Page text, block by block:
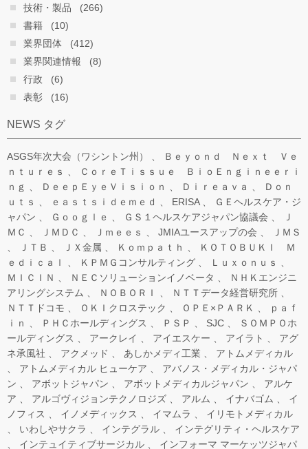
技術・製品
(266)
書籍
(10)
業界団体
(412)
業界関連情報
(8)
行政
(6)
表彰
(16)
NEWS タグ
ASGS年次大会（ワシントン州）
Ｂｅｙｏｎｄ Ｎｅｘｔ Ｖｅ
ｎｔｕｒｅｓ
ＣｏｒｅＴｉｓｓｕｅ ＢｉｏＥｎｇｉｎｅｅｒｉ
ｎｇ
ＤｅｅｐＥｙｅＶｉｓｉｏｎ Ｄｉｒｅａｖａ
Ｄｏｎ
ｕｔｓ
ｅａｓｔｓｉｄｅｍｅｄ ERISA
ＧＥヘルスケア・ジ
ャパン
Ｇｏｏｇｌｅ ＧＳ１ヘルスケアジャパン協議会
Ｊ
ＭＣ
ＪＭＤＣ Ｊｍｅｅｓ JMIAユースアップの会
ＪＭＳ
ＪＴＢ
ＪＸ金属 Ｋｏｍｐａｔｈ
ＫＯＴＯＢＵＫＩ Ｍ
ｅｄｉｃａｌ
ＫＰＭＧコンサルティング
Ｌｕｘｏｎｕｓ
ＭＩＣＩＮ
ＮＥＣソリューションイノベータ
ＮＨＫエンジニ
アリングシステム
ＮＯＢＯＲＩ
ＮＴＴデータ経営研究所
ＮＴＴドコモ
ＯＫＩクロステック ＯＰＥ×ＰＡＲＫ
ｐａｆ
ｉｎ
ＰＨＣホールディングス ＰＳＰ SJC
ＳＯＭＰＯホ
ールディングス
アークレイ アイエスケー アイラト
アグ
ネ承風社
アクメッド あしかメディ工業
アトムメディカル
アトムメディカル ヒューケア
アバノス・メディカル・ジャパ
ン
アボットジャパン アボットメディカルジャパン
アルケ
ア
アルゴヴィジョンテクノロジズ アルム イナバゴム
イ
ノフィス
イノメディックス イマムラ
イリモトメディカル
いわしやサクラ
インテグラル
インテグリティ・ヘルスケア
インテュイティブサージカル
インフォーマ マーケッツジャパ